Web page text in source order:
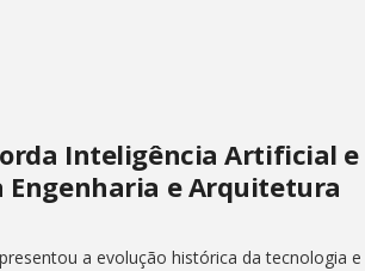
Inteligência Artificial e
e Arquitetura
a evolução histórica da tecnologia e